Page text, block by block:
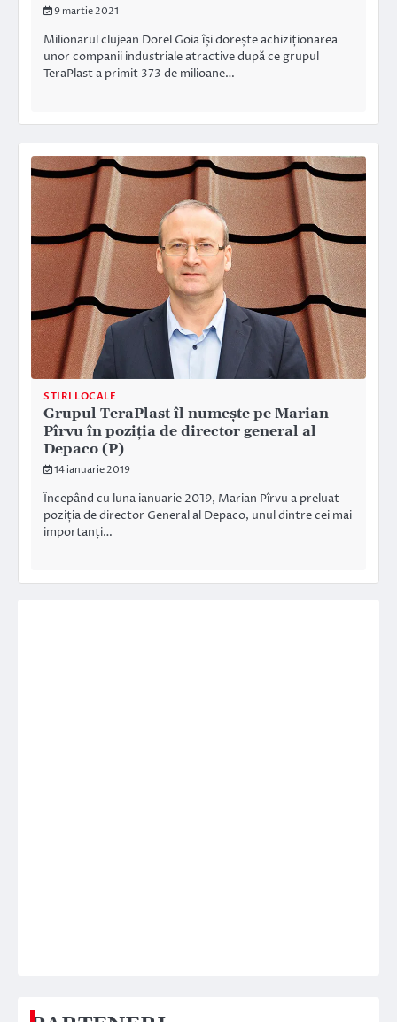
9 martie 2021
Milionarul clujean Dorel Goia își dorește achiziționarea
unor companii industriale atractive după ce grupul
TeraPlast a primit 373 de milioane…
STIRI LOCALE
Grupul TeraPlast îl numeşte pe Marian
Pîrvu în poziția de director general al
Depaco (P)
14 ianuarie 2019
Începând cu luna ianuarie 2019, Marian Pîrvu a preluat
poziția de director General al Depaco, unul dintre cei mai
importanți…